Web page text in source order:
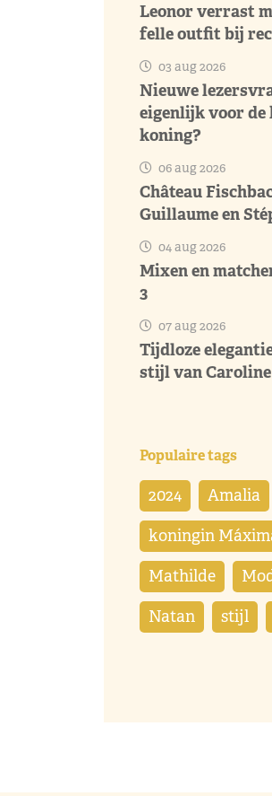
Leonor verrast
felle outfit bij
03 aug 2026
Nieuwe
eigenlijk voor de
koning?
06 aug 2026
Château
Guillaume en
04 aug 2026
Mixen en
3
07 aug 2026
Tijdloze
stijl van
Populaire tags
2024 Amalia
koningin
Mathilde
Natan stijl